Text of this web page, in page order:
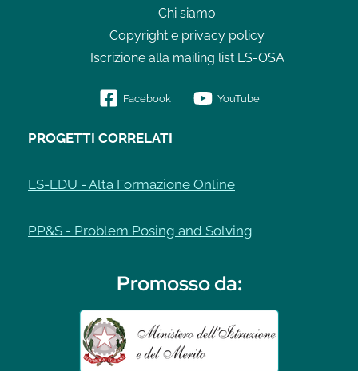
Chi siamo
Copyright e privacy policy
Iscrizione alla mailing list LS-OSA
Facebook YouTube
PROGETTI CORRELATI
LS-EDU - Alta Formazione Online
PP&S - Problem Posing and Solving
Promosso da: